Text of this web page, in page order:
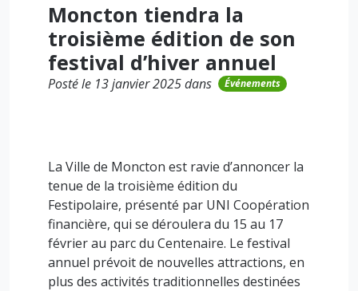
Moncton tiendra la
troisième édition de son
festival d’hiver annuel
Posté le 13 janvier 2025 dans Événements
La Ville de Moncton est ravie d’annoncer la
tenue de la troisième édition du
Festipolaire, présenté par UNI Coopération
financière, qui se déroulera du 15 au 17
février au parc du Centenaire. Le festival
annuel prévoit de nouvelles attractions, en
plus des activités traditionnelles destinées